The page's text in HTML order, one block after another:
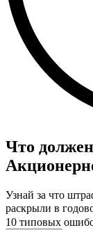
Что должен
Узнай за что
раскрыли в
10 типовых